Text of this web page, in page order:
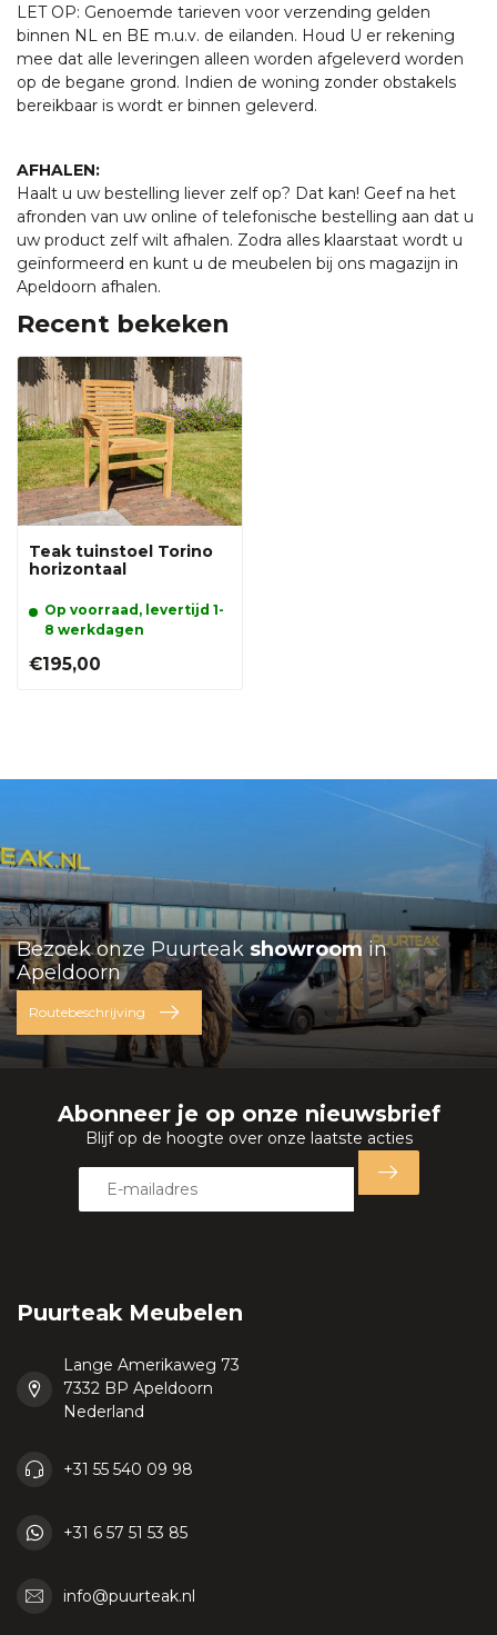
LET OP: Genoemde tarieven voor verzending gelden
binnen NL en BE m.u.v. de eilanden. Houd U er rekening
mee dat alle leveringen alleen worden afgeleverd worden
op de begane grond. Indien de woning zonder obstakels
bereikbaar is wordt er binnen geleverd.
AFHALEN:
Haalt u uw bestelling liever zelf op? Dat kan! Geef na het
afronden van uw online of telefonische bestelling aan dat u
uw product zelf wilt afhalen. Zodra alles klaarstaat wordt u
geïnformeerd en kunt u de meubelen bij ons magazijn in
Apeldoorn afhalen.
Recent bekeken
Teak tuinstoel Torino
horizontaal
Op voorraad, levertijd 1-
8 werkdagen
€195,00
Bezoek onze Puurteak showroom in
Apeldoorn
Routebeschrijving
Abonneer je op onze nieuwsbrief
Blijf op de hoogte over onze laatste acties
Puurteak Meubelen
Lange Amerikaweg 73
7332 BP Apeldoorn
Nederland
+31 55 540 09 98
+31 6 57 51 53 85
info@puurteak.nl